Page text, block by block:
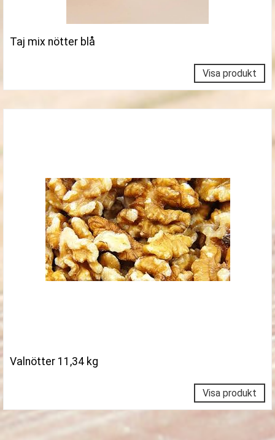
Taj mix nötter blå
Visa produkt
Valnötter 11,34 kg
Visa produkt